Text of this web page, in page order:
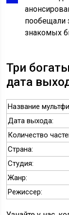
пообещали
знакомых
Три
дата
Название
Дата выхода:
Количество
Страна:
Студия:
Жанр:
Режиссер: